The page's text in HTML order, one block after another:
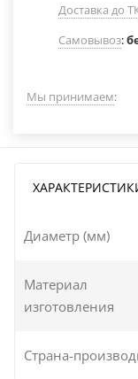
Доставка до
Самовывоз:
Мы принимаем:
Диаметр (мм)
Материал
изготовления
Страна-